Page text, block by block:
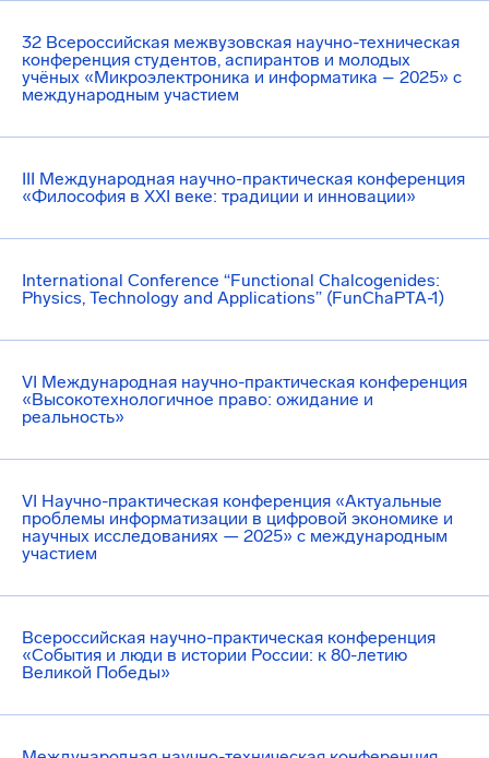
32 Всероссийская межвузовская научно-техническая
конференция студентов, аспирантов и молодых
учёных «Микроэлектроника и информатика – 2025» с
международным участием
III Международная научно-практическая конференция
«Философия в XXI веке: традиции и инновации»
International Conference “Functional Chalcogenides:
Physics, Technology and Applications” (FunChaPTA-1)
VI Международная научно-практическая конференция
«Высокотехнологичное право: ожидание и
реальность»
VI Научно-практическая конференция «Актуальные
проблемы информатизации в цифровой экономике и
научных исследованиях — 2025» с международным
участием
Всероссийская научно-практическая конференция
«События и люди в истории России: к 80-летию
Великой Победы»